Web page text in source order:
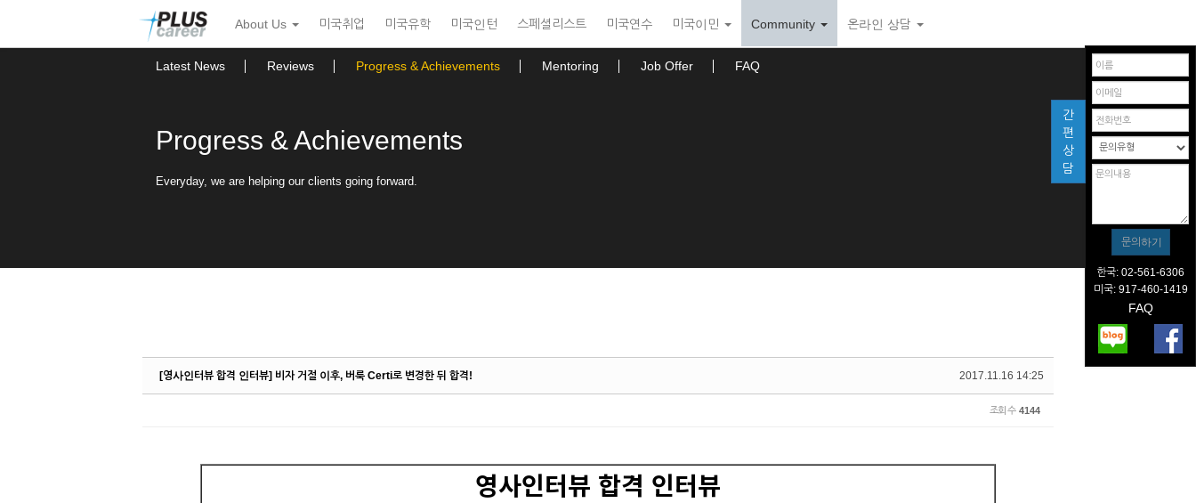
뉴
토
About Us 미국취업 미국유학 미국인턴 스페셜리스트 미국연수 미국이민 Community 온라인 상담
Latest News Reviews Progress & Achievements Mentoring Job Offer FAQ
Progress & Achievements
Everyday, we are helping our clients going forward.
2017.11.16 14:25
[영사인터뷰 합격 인터뷰] 비자 거절 이후, 버룩 Certi로 변경한 뒤 합격!
조회 수 4144
영사인터뷰 합격 인터뷰
간
편
상
담
한국: 02-561-6306
미국: 917-460-1419
FAQ